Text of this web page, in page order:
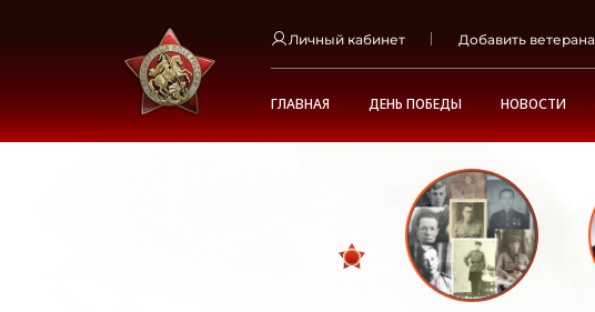
Личный кабинет Добавить ветерана
ГЛАВНАЯ ДЕНЬ ПОБЕДЫ НОВОСТИ